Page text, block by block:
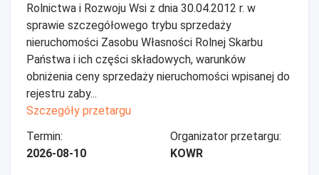
Rolnictwa i Rozwoju Wsi z dnia 30.04.2012 r. w
sprawie szczegółowego trybu sprzedaży
nieruchomości Zasobu Własności Rolnej Skarbu
Państwa i ich części składowych, warunków
obniżenia ceny sprzedaży nieruchomości wpisanej do
rejestru zaby...
Szczegóły przetargu
Termin:
2026-08-10
Organizator przetargu:
KOWR